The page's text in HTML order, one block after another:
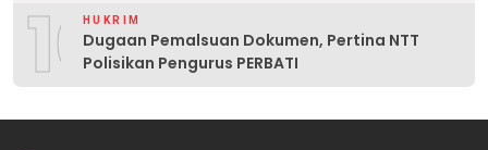
10HUKRIM
Dugaan Pemalsuan Dokumen, Pertina NTT
Polisikan Pengurus PERBATI